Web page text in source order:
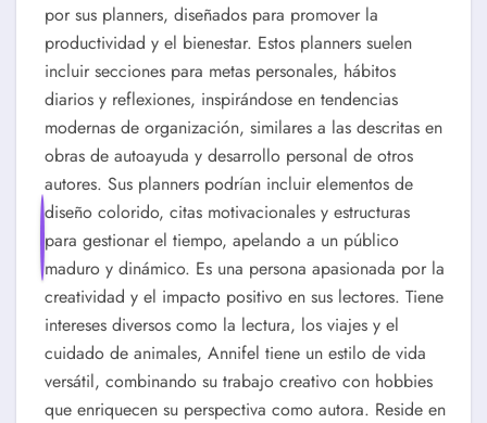
por sus planners, diseñados para promover la
productividad y el bienestar. Estos planners suelen
incluir secciones para metas personales, hábitos
diarios y reflexiones, inspirándose en tendencias
modernas de organización, similares a las descritas en
obras de autoayuda y desarrollo personal de otros
autores. Sus planners podrían incluir elementos de
diseño colorido, citas motivacionales y estructuras
para gestionar el tiempo, apelando a un público
maduro y dinámico. Es una persona apasionada por la
creatividad y el impacto positivo en sus lectores. Tiene
intereses diversos como la lectura, los viajes y el
cuidado de animales, Annifel tiene un estilo de vida
versátil, combinando su trabajo creativo con hobbies
que enriquecen su perspectiva como autora. Reside en